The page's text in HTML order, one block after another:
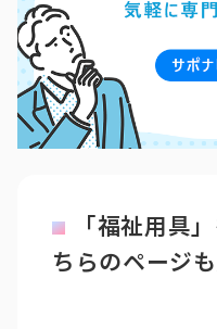
「福祉用具
ちらのページ